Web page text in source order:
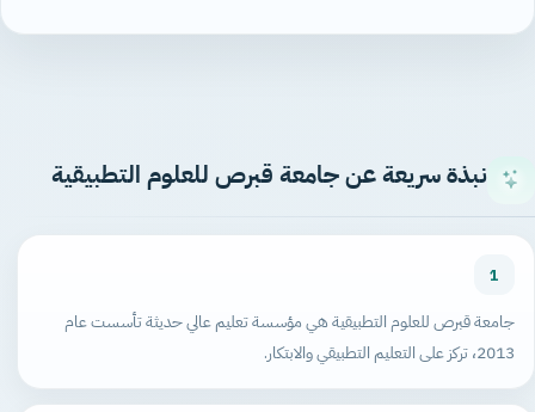
نبذة سريعة عن جامعة قبرص للعلوم التطبيقية
1
جامعة قبرص للعلوم التطبيقية هي مؤسسة تعليم عالي حديثة تأسست عام
2013، تركز على التعليم التطبيقي والابتكار.